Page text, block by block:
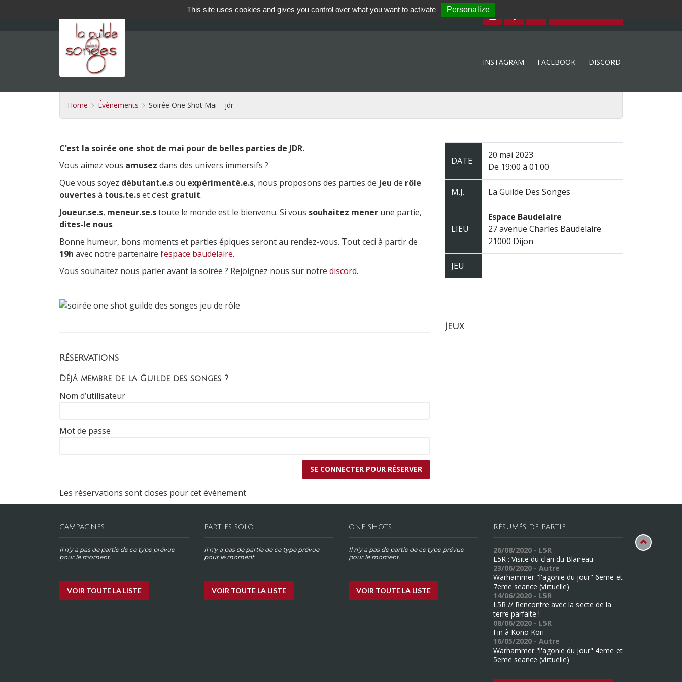
INSTAGRAM FACEBOOK DISCORD
Home Évènements Soirée One Shot Mai – jdr
C’est la soirée one shot de mai pour de belles parties de JDR.
Vous aimez vous amusez dans des univers immersifs ?
Que vous soyez débutant.e.sou expérimenté.e.s, nous proposons des parties de jeu de rôle
ouvertesà tous.te.set c’est gratuit.
Joueur.se.s, meneur.se.stoute le monde est le bienvenu. Si vous souhaitez mener une partie,
dites-le nous.
Bonne humeur, bons moments et parties épiques seront au rendez-vous. Tout ceci à partir de
19h avec notre partenaire l’espace baudelaire.
Vous souhaitez nous parler avant la soirée ? Rejoignez nous sur notre discord.
Réservations
Déjà membre de la Guilde des songes ?
Nom d’utilisateur
Mot de passe
Les réservations sont closes pour cet événement
DATE
20 mai 2023
De 19:00 à 01:00
M.J. La Guilde Des Songes
LIEU
Espace Baudelaire
27 avenue Charles Baudelaire
21000 Dijon
JEU
Jeux
CAMPAGNES
Il n'y a pas de partie de ce type prévue
pour le moment.
VOIR TOUTE LA LISTE
PARTIES SOLO
Il n'y a pas de partie de ce type prévue
pour le moment.
VOIR TOUTE LA LISTE
ONE SHOTS
Il n'y a pas de partie de ce type prévue
pour le moment.
VOIR TOUTE LA LISTE
RÉSUMÉS DE PARTIE
26/08/2020 - L5R
L5R : Visite du clan du Blaireau
23/06/2020 - Autre
Warhammer "l'agonie du jour" 6eme et
7eme seance (virtuelle)
14/06/2020 - L5R
L5R // Rencontre avec la secte de la
terre parfaite !
08/06/2020 - L5R
Fin à Kono Kori
16/05/2020 - Autre
Warhammer "l'agonie du jour" 4eme et
5eme seance (virtuelle)
This site uses cookies and gives you control over what you want to activate Personalize